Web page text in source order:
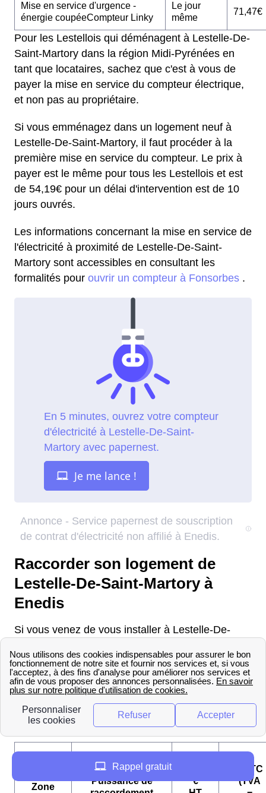
Mise en service d'urgence -
énergie coupéeCompteur Linky
Le jour
même
71,47€
Pour les Lestellois qui déménagent à Lestelle-De-
Saint-Martory dans la région Midi-Pyrénées en
tant que locataires, sachez que c'est à vous de
payer la mise en service du compteur électrique,
et non pas au propriétaire.
Si vous emménagez dans un logement neuf à
Lestelle-De-Saint-Martory, il faut procéder à la
première mise en service du compteur. Le prix à
payer est le même pour tous les Lestellois et est
de 54,19€ pour un délai d'intervention est de 10
jours ouvrés.
Les informations concernant la mise en service de
l'électricité à proximité de Lestelle-De-Saint-
Martory sont accessibles en consultant les
formalités pour ouvrir un compteur à Fonsorbes .
Raccorder son logement de
Lestelle-De-Saint-Martory à
Enedis
Si vous venez de vous installer à Lestelle-De-
raccorder votre domicile, vous devez vous
adresser à Enedis Lestelle-De-Saint-Martory. Le
raccordement se fait maintenant sur devis mais
voici les tarifs pratiqués pour vous donner un
ordre d'idée du coût de l'opération.
Zone
Puissance de
€
€ TTC
(TVA
Rappel gratuit